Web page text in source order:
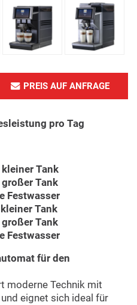
PREIS AUF ANFRAGE
pro Tag
Tank
Tank
Festwasser
Tank
Tank
Festwasser
für den
moderne Technik mit
eignet sich ideal für